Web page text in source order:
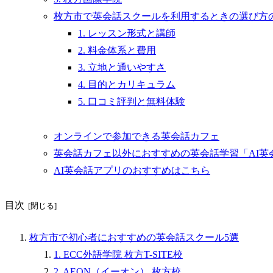
枚方市で英会話スクールを利用するときの選び方
1. レッスン形式と講師
2. 料金体系と費用
3. 立地と通いやすさ
4. 目的とカリキュラム
5. 口コミ評判と無料体験
オンラインで参加できる英会話カフェ
英会話カフェ以外におすすめの英会話学習「AI英
AI英会話アプリのおすすめはこちら
目次
枚方市で初心者におすすめの英会話スクール5選
1. ECC外語学院 枚方T-SITE校